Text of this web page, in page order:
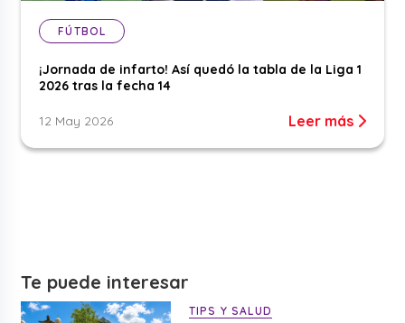
FÚTBOL
¡Jornada de infarto! Así quedó la tabla de la Liga 1
2026 tras la fecha 14
12 May 2026 Leer más
Te puede interesar
TIPS Y SALUD